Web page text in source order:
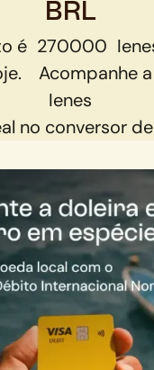
BRL
é 270000
Acompanhe
Ienes
no conversor